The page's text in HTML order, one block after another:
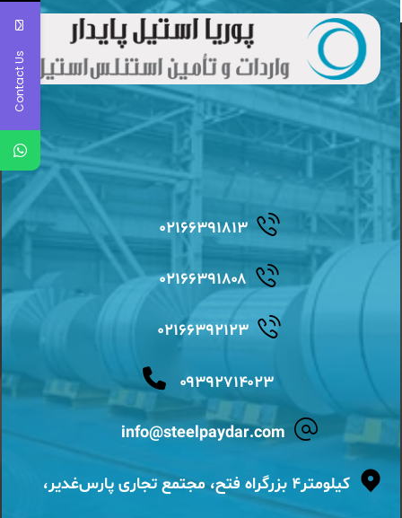
۰۲۱۶۶۳۹۱۸۱۳
۰۲۱۶۶۳۹۱۸۰۸
۰۲۱۶۶۳۹۲۱۲۳
۰۹۳۹۲۷۱۴۰۲۳
info@steelpaydar.com
کیلومتر۴ بزرگراه فتح، مجتمع تجاری پارس‌غدیر،
Contact Us